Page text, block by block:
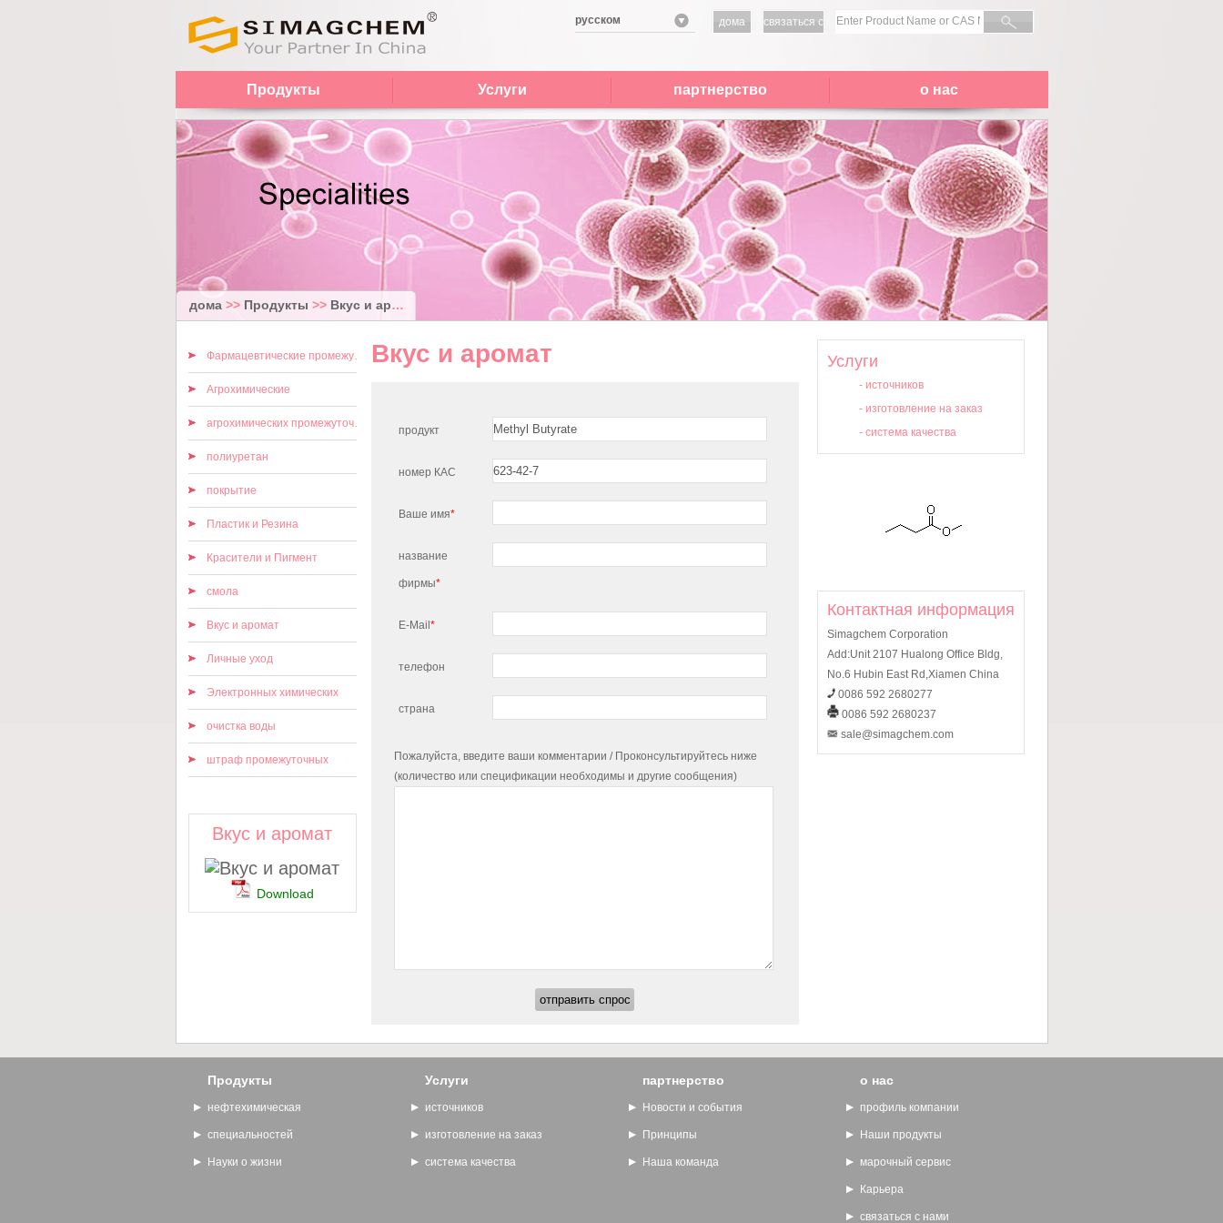
русском дома
связаться с
Продукты Услуги партнерство о нас
дома>> Продукты >> Вкус и аромат
Фармацевтические промежуточные
Агрохимические
агрохимических промежуточных
полиуретан
покрытие
Пластик и Резина
Красители и Пигмент
смола
Вкус и аромат
Личные уход
Электронных химических
очистка воды
штраф промежуточных
Вкус и аромат
Download
Вкус и аромат
продукт
номер КАС
Ваше имя*
название
фирмы*
E-Mail *
телефон
страна
Пожалуйста, введите ваши комментарии / Проконсультируйтесь ниже
(количество или спецификации необходимы и другие сообщения)
Услуги
- источников
- изготовление на заказ
- система качества
Контактная информация
Simagchem Corporation
Add:Unit 2107 Hualong Office Bldg,
No.6 Hubin East Rd,Xiamen China
0086 592 2680277
0086 592 2680237
sale@simagchem.com
Продукты
нефтехимическая
специальностей
Науки о жизни
Услуги
источников
изготовление на заказ
система качества
партнерство
Новости и события
Принципы
Наша команда
о нас
профиль компании
Наши продукты
марочный сервис
Карьера
связаться с нами